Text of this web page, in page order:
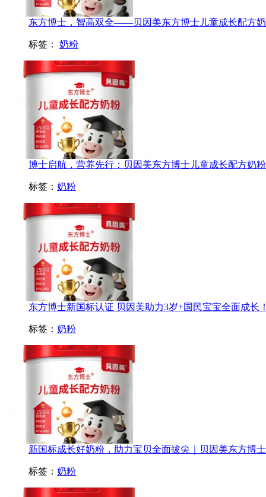
东方博士，智高双全——贝因美东方博士儿童成长配方
标签： 奶粉
博士启航，营养先行：贝因美东方博士儿童成长配方奶
标签： 奶粉
东方博士新国标认证 贝因美助力3岁+国民宝宝全面成长
标签： 奶粉
新国标成长好奶粉，助力宝贝全面拔尖｜贝因美东方博
标签： 奶粉